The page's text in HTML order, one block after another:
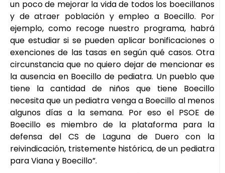
un poco de mejorar la vida de todos los boecillanos
y de atraer población y empleo a Boecillo. Por
ejemplo, como recoge nuestro programa, habrá
que estudiar si se pueden aplicar bonificaciones o
exenciones de las tasas en según qué casos. Otra
circunstancia que no quiero dejar de mencionar es
la ausencia en Boecillo de pediatra. Un pueblo que
tiene la cantidad de niños que tiene Boecillo
necesita que un pediatra venga a Boecillo al menos
algunos días a la semana. Por eso el PSOE de
Boecillo es miembro de la plataforma para la
defensa del CS de Laguna de Duero con la
reivindicación, tristemente histórica, de un pediatra
para Viana y Boecillo”.